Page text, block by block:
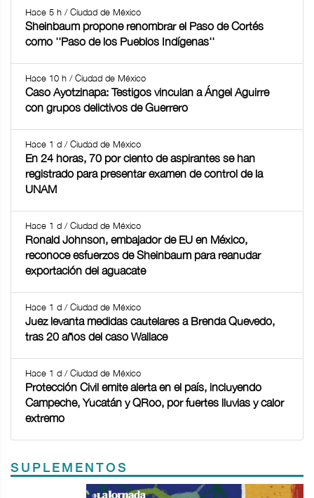
Hace 5 h / Ciudad de México
Sheinbaum propone renombrar el Paso de Cortés
como ''Paso de los Pueblos Indígenas''
Hace 10 h / Ciudad de México
Caso Ayotzinapa: Testigos vinculan a Ángel Aguirre
con grupos delictivos de Guerrero
Hace 1 d / Ciudad de México
En 24 horas, 70 por ciento de aspirantes se han
registrado para presentar examen de control de la
UNAM
Hace 1 d / Ciudad de México
Ronald Johnson, embajador de EU en México,
reconoce esfuerzos de Sheinbaum para reanudar
exportación del aguacate
Hace 1 d / Ciudad de México
Juez levanta medidas cautelares a Brenda Quevedo,
tras 20 años del caso Wallace
Hace 1 d / Ciudad de México
Protección Civil emite alerta en el país, incluyendo
Campeche, Yucatán y QRoo, por fuertes lluvias y calor
extremo
SUPLEMENTOS